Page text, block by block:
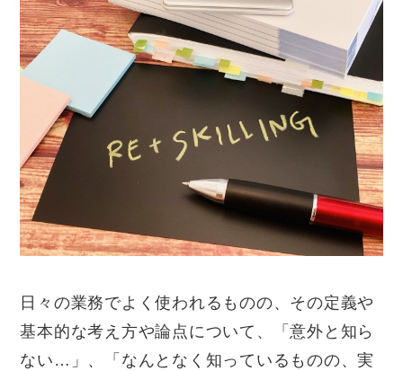
日々の業務でよく使われるものの、その定義や
基本的な考え方や論点について、「意外と知ら
ない…」、「なんとなく知っているものの、実